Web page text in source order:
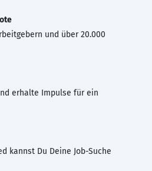
und über 20.000
erhalte Impulse für ein
kannst Du Deine Job-Suche